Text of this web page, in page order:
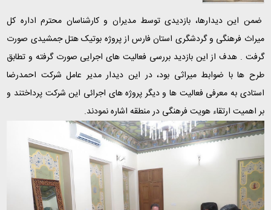
ضمن این دیدارها، بازدیدی توسط مدیران و کارشناسان محترم اداره کل
میراث فرهنگی و گردشگری استان فارس از پروژه بوتیک هتل جمشیدی صورت
گرفت . هدف از این بازدید بررسی فعالیت های اجرایی صورت گرفته و تطابق
طرح ها با ضوابط میراثی بود، در این دیدار مدیر عامل شرکت احمدرضا
استادی به معرفی فعالیت ها و دیگر پروژه های اجرائی این شرکت پرداختند و
بر اهمیت ارتقاء هویت فرهنگی در منطقه اشاره نمودند.